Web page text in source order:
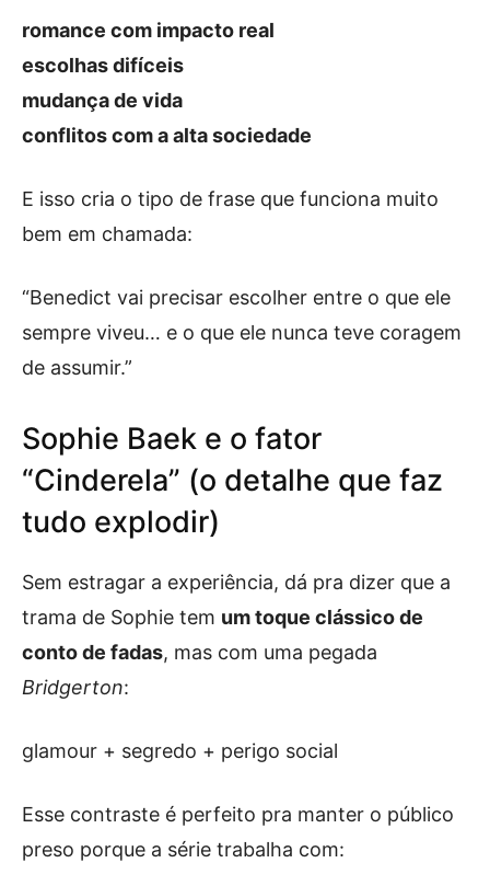
romance com impacto real
escolhas difíceis
mudança de vida
conflitos com a alta sociedade
E isso cria o tipo de frase que funciona muito
bem em chamada:
“Benedict vai precisar escolher entre o que ele
sempre viveu… e o que ele nunca teve coragem
de assumir.”
Sophie Baek e o fator
“Cinderela” (o detalhe que faz
tudo explodir)
Sem estragar a experiência, dá pra dizer que a
trama de Sophie tem um toque clássico de
conto de fadas, mas com uma pegada
Bridgerton:
glamour + segredo + perigo social
Esse contraste é perfeito pra manter o público
preso porque a série trabalha com: